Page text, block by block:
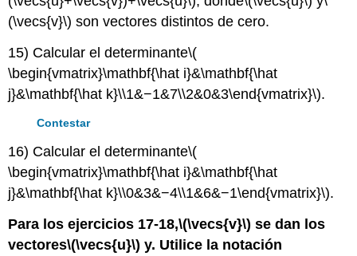
(\vecs{v}\) son vectores distintos de cero.
15) Calcular el determinante\(
\begin{vmatrix}\mathbf{\hat i}&\mathbf{\hat
j}&\mathbf{\hat k}\\1&−1&7\\2&0&3\end{vmatrix}\).
Contestar
16) Calcular el determinante\(
\begin{vmatrix}\mathbf{\hat i}&\mathbf{\hat
j}&\mathbf{\hat k}\\0&3&−4\\1&6&−1\end{vmatrix}\).
Para los ejercicios 17-18,\(\vecs{v}\) se dan los
vectores\(\vecs{u}\) y. Utilice la notación